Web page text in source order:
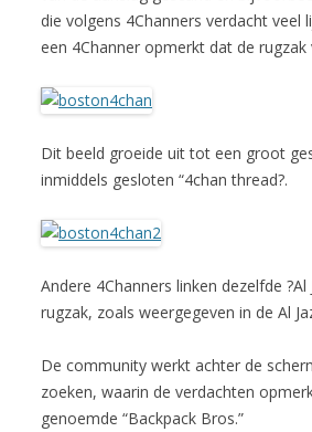
die volgens 4Channers verdacht
een 4Channer opmerkt dat de
Dit beeld groeide uit tot een groot
inmiddels gesloten “4chan thread?.
Andere 4Channers linken dezelfde
rugzak, zoals weergegeven in de Al
De community werkt achter de
zoeken, waarin de verdachten
genoemde “Backpack Bros.”